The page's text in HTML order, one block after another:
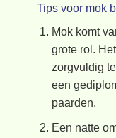
Tips voor mok
Mok komt
grote rol.
zorgvuldig
een
paarden.
Een natte